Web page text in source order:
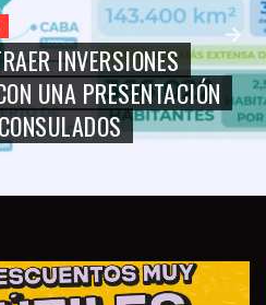
INVERSIONES
UNA PRESENTACIÓN